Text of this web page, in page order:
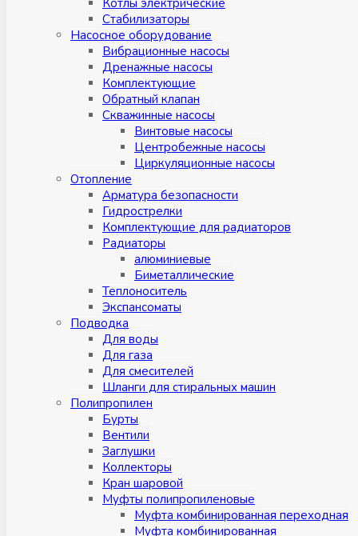
Стабилизаторы
Насосное оборудование
Вибрационные насосы
Дренажные насосы
Комплектующие
Обратный клапан
Скважинные насосы
Винтовые насосы
Центробежные насосы
Циркуляционные насосы
Отопление
Арматура безопасности
Гидрострелки
Комплектующие для радиаторов
Радиаторы
алюминиевые
Биметаллические
Теплоноситель
Экспансоматы
Подводка
Для воды
Для газа
Для смесителей
Шланги для стиральных машин
Полипропилен
Бурты
Вентили
Заглушки
Коллекторы
Кран шаровой
Муфты полипропиленовые
Муфта комбинированная переходная
Муфта комбинированная